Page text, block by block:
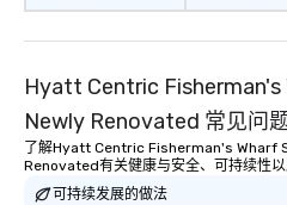
Hyatt Centric Fisherman's
Newly Renovated 常见问
了解Hyatt Centric Fisherman's Wharf
Renovated有关健康与安全、可持续性
可持续发展的做法